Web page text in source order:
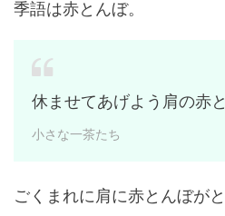
季語は赤とんぼ。
休ませてあげよう肩の赤
小さな一茶たち
ごくまれに肩に赤とんぼが